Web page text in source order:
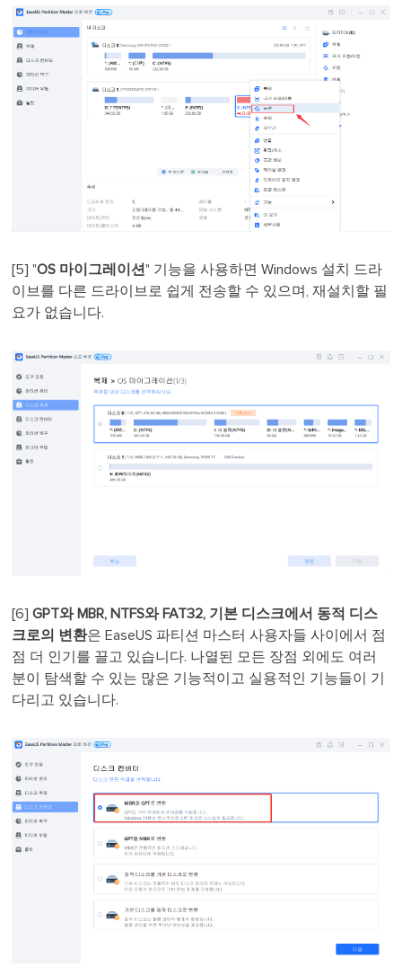
[5] "OS 마이그레이션" 기능을 사용하면 Windows 설치 드라
이브를 다른 드라이브로 쉽게 전송할 수 있으며, 재설치할 필
요가 없습니다.
[6]GPT와 MBR, NTFS와 FAT32, 기본 디스크에서 동적 디스
크로의 변환은 EaseUS 파티션 마스터 사용자들 사이에서 점
점 더 인기를 끌고 있습니다. 나열된 모든 장점 외에도 여러
분이 탐색할 수 있는 많은 기능적이고 실용적인 기능들이 기
다리고 있습니다.